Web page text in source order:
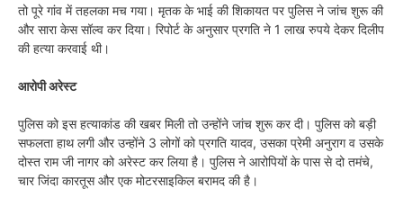
तो पूरे गांव में तहलका मच गया। मृतक के भाई की शिकायत पर पुलिस ने जांच शुरू की
और सारा केस सॉल्व कर दिया। रिपोर्ट के अनुसार प्रगति ने 1 लाख रुपये देकर दिलीप
की हत्या करवाई थी।
आरोपी अरेस्ट
पुलिस को इस हत्याकांड की खबर मिली तो उन्होंने जांच शुरू कर दी। पुलिस को बड़ी
सफलता हाथ लगी और उन्होंने 3 लोगों को प्रगति यादव, उसका प्रेमी अनुराग व उसके
दोस्त राम जी नागर को अरेस्ट कर लिया है। पुलिस ने आरोपियों के पास से दो तमंचे,
चार जिंदा कारतूस और एक मोटरसाइकिल बरामद की है।